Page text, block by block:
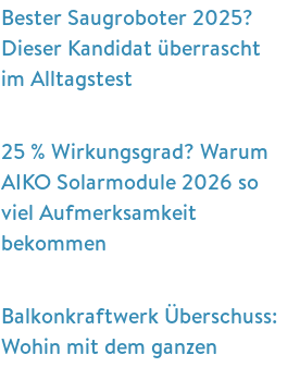
Bester Saugroboter 2025?
Dieser Kandidat überrascht
im Alltagstest
25 % Wirkungsgrad? Warum
AIKO Solarmodule 2026 so
viel Aufmerksamkeit
bekommen
Balkonkraftwerk Überschuss:
Wohin mit dem ganzen